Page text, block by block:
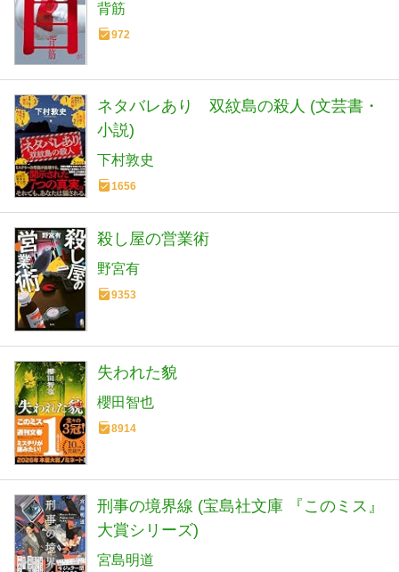
背筋
972
ネタバレあり 双紋島の殺人 (文芸書・
小説)
下村敦史
1656
殺し屋の営業術
野宮有
9353
失われた貌
櫻田智也
8914
刑事の境界線 (宝島社文庫 『このミス』
大賞シリーズ)
宮島明道